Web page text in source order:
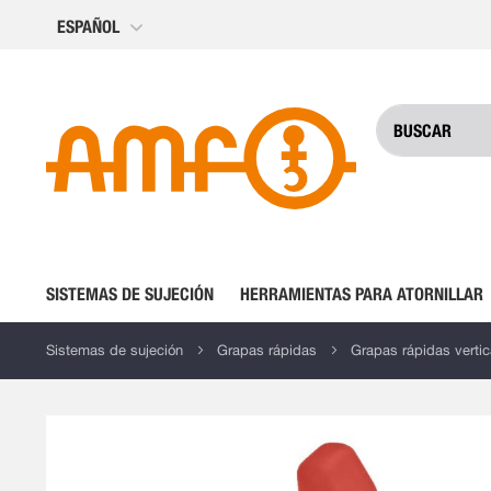
ESPAÑOL
SISTEMAS DE SUJECIÓN HERRAMIENTAS PARA ATORNILLAR
Sistemas de sujeción Grapas rápidas Grapas rápidas